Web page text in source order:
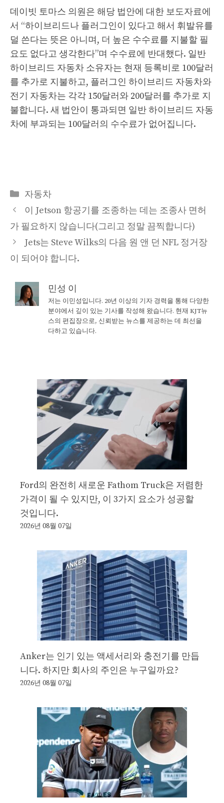
데이빗 토마스 의원은 해당 법안에 대한 보도자료에
서 “하이브리드나 플러그인이 있다고 해서 휘발유를
덜 쓴다는 뜻은 아니며, 더 높은 수수료를 지불할 필
요도 없다고 생각한다”며 수수료에 반대했다. 일반
하이브리드 자동차 소유자는 현재 등록비로 100달러
를 추가로 지불하고, 플러그인 하이브리드 자동차와
전기 자동차는 각각 150달러와 200달러를 추가로 지
불합니다. 새 법안이 통과되면 일반 하이브리드 자동
차에 부과되는 100달러의 수수료가 없어집니다.
Categories
자동차
이 Jetson 항공기를 조종하는 데는 조종사 면허
가 필요하지 않습니다(그리고 정말 끔찍합니다)
Jets는 Steve Wilks의 다음 원 앤 던 NFL 정거장
이 되어야 합니다.
민성 이
저는 이민성입니다. 20년 이상의 기자 경력을 통해 다양한
분야에서 깊이 있는 기사를 작성해 왔습니다. 현재 KJT뉴
스의 편집장으로, 신뢰받는 뉴스를 제공하는 데 최선을
다하고 있습니다.
Ford의 완전히 새로운 Fathom Truck은 저렴한
가격이 될 수 있지만, 이 3가지 요소가 성공할
것입니다.
2026년 08월 07일
Anker는 인기 있는 액세서리와 충전기를 만듭
니다. 하지만 회사의 주인은 누구일까요?
2026년 08월 07일